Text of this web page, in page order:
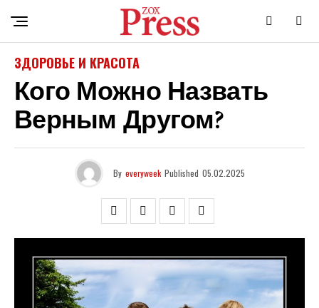
ЗДОРОВЬЕ И КРАСОТА
Кого Можно Назвать
Верным Другом?
By everyweek Published 05.02.2025